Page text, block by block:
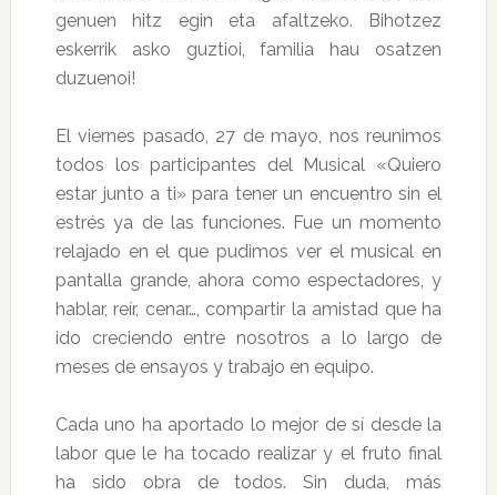
genuen hitz egin eta afaltzeko. Bihotzez
eskerrik asko guztioi, familia hau osatzen
duzuenoi!
El viernes pasado, 27 de mayo, nos reunimos
todos los participantes del Musical «Quiero
estar junto a ti» para tener un encuentro sin el
estrés ya de las funciones. Fue un momento
relajado en el que pudimos ver el musical en
pantalla grande, ahora como espectadores, y
hablar, reír, cenar…, compartir la amistad que ha
ido creciendo entre nosotros a lo largo de
meses de ensayos y trabajo en equipo.
Cada uno ha aportado lo mejor de sí desde la
labor que le ha tocado realizar y el fruto final
ha sido obra de todos. Sin duda, más